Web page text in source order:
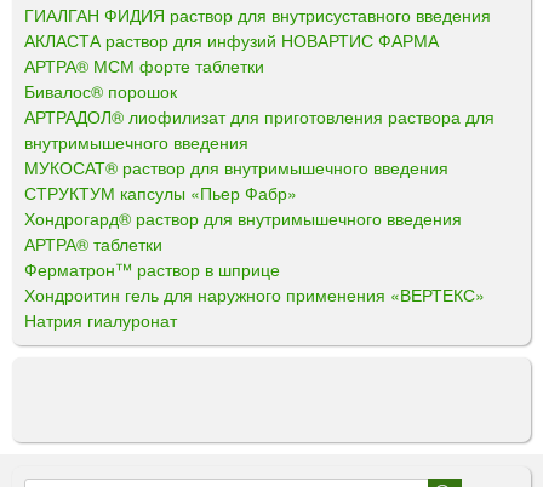
ГИАЛГАН ФИДИЯ раствор для внутрисуставного введения
АКЛАСТА раствор для инфузий НОВАРТИС ФАРМА
АРТРА® МСМ форте таблетки
Бивалос® порошок
АРТРАДОЛ® лиофилизат для приготовления раствора для
внутримышечного введения
МУКОСАТ® раствор для внутримышечного введения
СТРУКТУМ капсулы «Пьер Фабр»
Хондрогард® раствор для внутримышечного введения
АРТРА® таблетки
Ферматрон™ раствор в шприце
Хондроитин гель для наружного применения «ВЕРТЕКС»
Натрия гиалуронат